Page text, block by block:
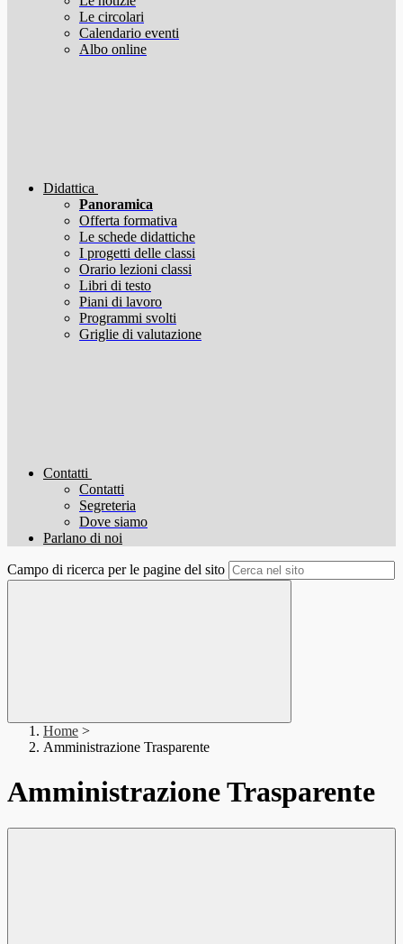
Le circolari
Calendario eventi
Albo online
Didattica
Panoramica
Offerta formativa
Le schede didattiche
I progetti delle classi
Orario lezioni classi
Libri di testo
Piani di lavoro
Programmi svolti
Griglie di valutazione
Contatti
Contatti
Segreteria
Dove siamo
Parlano di noi
Campo di ricerca per le pagine del sito
Home >
Amministrazione Trasparente
Amministrazione Trasparente